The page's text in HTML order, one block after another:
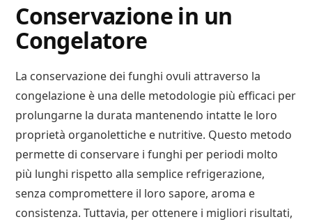
Conservazione in un
Congelatore
La conservazione dei funghi ovuli attraverso la
congelazione è una delle metodologie più efficaci per
prolungarne la durata mantenendo intatte le loro
proprietà organolettiche e nutritive. Questo metodo
permette di conservare i funghi per periodi molto
più lunghi rispetto alla semplice refrigerazione,
senza compromettere il loro sapore, aroma e
consistenza. Tuttavia, per ottenere i migliori risultati,